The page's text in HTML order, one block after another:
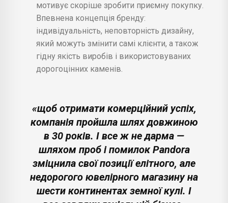
мотивує скоріше зробити приємну покупку.
Впевнена концепція бренду:
індивідуальність, неповторність дизайну,
який можуть змінити самі клієнти, а також
гідну якість виробів і використовуваних
дорогоцінних каменів.
«щоб отримати комерційний успіх,
компанія пройшла шлях довжиною
в 30 років. І все ж не дарма —
шляхом проб і помилок Pandora
зміцнила свої позиції елітного, але
недорогого ювелірного магазину на
шести континентах земної кулі. І